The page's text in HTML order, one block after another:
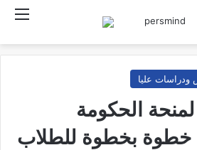
ودراسات عليا
لمنحة الحكومة
خطوة بخطوة للطلاب